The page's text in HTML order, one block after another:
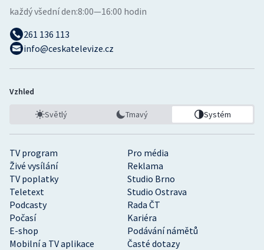
TV program
Pro média
Živé vysílání
Reklama
TV poplatky
Studio Brno
Teletext
Studio Ostrava
Podcasty
Rada ČT
Počasí
Kariéra
E-shop
Podávání námětů
Mobilní a TV aplikace
Časté dotazy
každý všední den:8:00—16:00 hodin
261 136 113
info@ceskatelevize.cz
Vzhled
Světlý Tmavý Systém